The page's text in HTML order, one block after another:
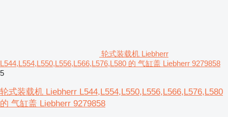
轮式装载机 Liebherr
L544,L554,L550,L556,L566,L576,L580 的 气缸盖 Liebherr 9279858
5
轮式装载机 Liebherr L544,L554,L550,L556,L566,L576,L580
的 气缸盖 Liebherr 9279858